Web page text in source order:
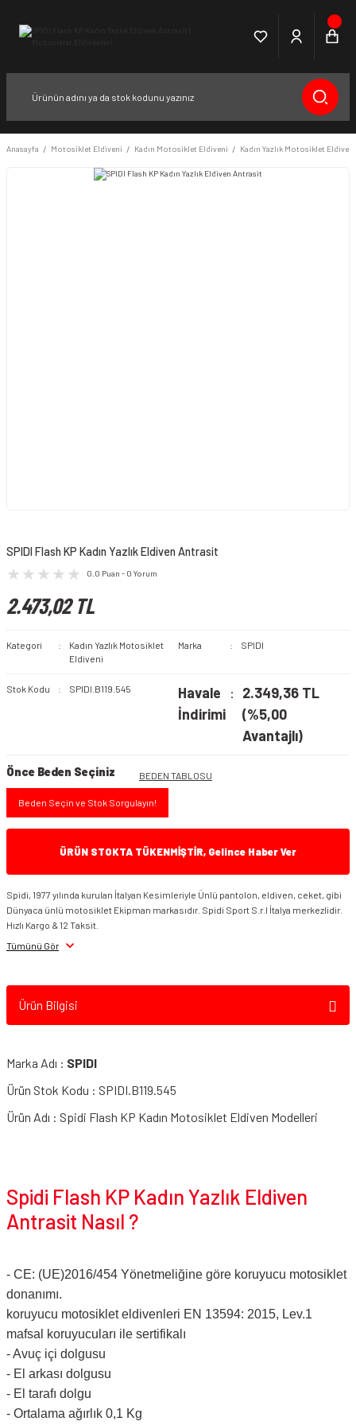
Anasayfa Motosiklet Eldiveni Kadın Motosiklet Eldiveni Kadın Yazlık Motosiklet Eldiveni
SPIDI Flash KP Kadın Yazlık Eldiven Antrasit
0.0 Puan - 0 Yorum
2.473,02 TL
Kategori
Kadın Yazlık Motosiklet
Eldiveni
Marka SPIDI
Stok Kodu SPIDI.B119.545
Havale
İndirimi
2.349,36 TL
(%5,00
Avantajlı)
Önce Beden Seçiniz BEDEN TABLOSU
Beden Seçin ve Stok Sorgulayın!
ÜRÜN STOKTA TÜKENMİŞTİR, Gelince Haber Ver
Spidi, 1977 yılında kurulan İtalyan Kesimleriyle Ünlü pantolon, eldiven, ceket, gibi
Dünyaca ünlü motosiklet Ekipman markasıdır. Spidi Sport S.r.l İtalya merkezlidir.
Hızlı Kargo & 12 Taksit.
Tümünü Gör
Ürün Bilgisi
Marka Adı : SPIDI
Ürün Stok Kodu : SPIDI.B119.545
Ürün Adı : Spidi Flash KP Kadın Motosiklet Eldiven Modelleri
Spidi Flash KP Kadın Yazlık Eldiven
Antrasit Nasıl ?
- CE: (UE)2016/454 Yönetmeliğine göre koruyucu motosiklet
donanımı.
koruyucu motosiklet eldivenleri EN 13594: 2015, Lev.1
mafsal koruyucuları ile sertifikalı
- Avuç içi dolgusu
- El arkası dolgusu
- El tarafı dolgu
- Ortalama ağırlık 0,1 Kg